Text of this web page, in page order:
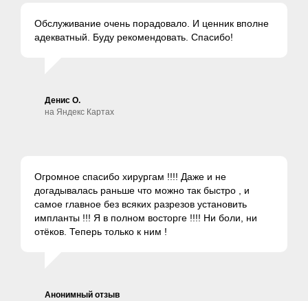
Обслуживание очень порадовало. И ценник вполне
адекватный. Буду рекомендовать. Спасибо!
Денис О.
на Яндекс Картах
Огромное спасибо хирургам !!!! Даже и не
догадывалась раньше что можно так быстро , и
самое главное без всяких разрезов установить
импланты !!! Я в полном восторге !!!! Ни боли, ни
отёков. Теперь только к ним !
Анонимный отзыв